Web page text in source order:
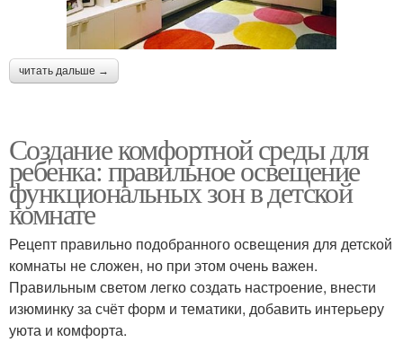
читать дальше →
Создание комфортной среды для
ребенка: правильное освещение
функциональных зон в детской
комнате
Рецепт правильно подобранного освещения для детской
комнаты не сложен, но при этом очень важен.
Правильным светом легко создать настроение, внести
изюминку за счёт форм и тематики, добавить интерьеру
уюта и комфорта.